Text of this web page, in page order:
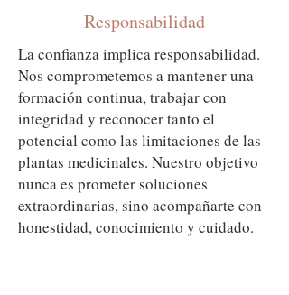
Responsabilidad
La confianza implica responsabilidad.
Nos comprometemos a mantener una
formación continua, trabajar con
integridad y reconocer tanto el
potencial como las limitaciones de las
plantas medicinales. Nuestro objetivo
nunca es prometer soluciones
extraordinarias, sino acompañarte con
honestidad, conocimiento y cuidado.